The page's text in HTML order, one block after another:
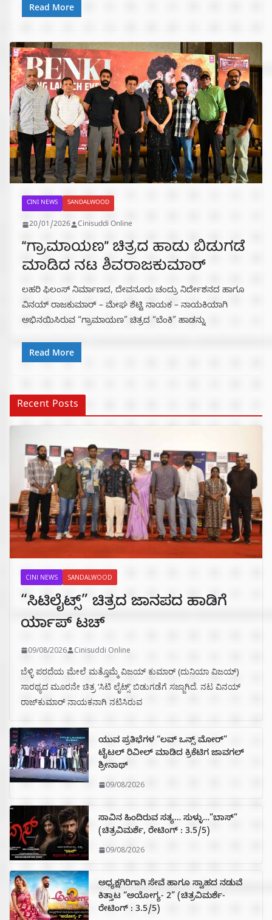
Read More
CINI NEWS SANDALWOOD
20/01/2026 Cinisuddi Online
“ಗ್ರಾಮಾಯಣ” ಚಿತ್ರದ ಹಾಡು ಬಿಡುಗಡೆ
ಮಾಡಿದ ನಟ ಶಿವರಾಜಕುಮಾರ್
ಲಹರಿ ಫಿಲಂಸ್ ನಿರ್ಮಾಣದ, ದೇವನೂರು ಚಂದ್ರು ನಿರ್ದೇಶನದ ಹಾಗೂ
ವಿನಯ್ ರಾಜಕುಮಾರ್ – ಮೇಘ ಶೆಟ್ಟಿ ನಾಯಕ – ನಾಯಕಿಯಾಗಿ
ಅಭಿನಯಿಸಿರುವ “ಗ್ರಾಮಾಯಣ” ಚಿತ್ರದ “ಬೆಂಕಿ” ಹಾಡನ್ನು
Read More
Recent Posts
CINI NEWS SANDALWOOD
“ಸಿಟಿಲೈಟ್ಸ್‌” ಚಿತ್ರದ ಜಾನಪದ ಹಾಡಿಗೆ
ರ್ಯಾಪ್‌ ಟಚ್‌
09/08/2026 Cinisuddi Online
ಬೆಳ್ಳಿ ಪರದೆಯ ಮೇಲೆ ಮತ್ತೊಮ್ಮೆ ವಿಜಯ್ ಕುಮಾರ್ (ದುನಿಯಾ ವಿಜಯ್)
ಸಾರಥ್ಯದ ಮೂರನೇ ಚಿತ್ರ ‘ಸಿಟಿ ಲೈಟ್ಸ್’ ಬಿಡುಗಡೆಗೆ ಸಜ್ಜಾಗಿದೆ. ನಟ ವಿನಯ್
ರಾಜ್‌ಕುಮಾರ್ ನಾಯಕನಾಗಿ ನಟಿಸಿರುವ
ಯುವ ಪ್ರತಿಭೆಗಳ “ಲವ್ ಒನ್ಸ್ ಮೋರ್”
ಟೈಟಲ್ ರಿವೀಲ್ ಮಾಡಿದ ಕ್ರಿಕೆಟಿಗ ಜಾವಗಲ್
ಶ್ರೀನಾಥ್
09/08/2026
ಸಾವಿನ ಹಿಂದಿರುವ ಸತ್ಯ… ಸುಳ್ಳು…”ಬಾಸ್”
(ಚಿತ್ರವಿಮರ್ಶೆ, ರೇಟಿಂಗ್ : 3.5/5)
09/08/2026
ಅಧ್ಯಕ್ಷಗಿರಿಗಾಗಿ ಸೇವೆ ಹಾಗೂ ಸ್ವಾಹದ ನಡುವೆ
ಕಿತ್ತಾಟ “ಅಯೋಗ್ಯ- 2” (ಚಿತ್ರವಿಮರ್ಶೆ-
ರೇಟಿಂಗ್ : 3.5/5)